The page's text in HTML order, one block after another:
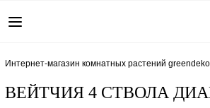
интернет-магазин комнатных растений
ВЕЙТЧИЯ 4 СТВОЛА